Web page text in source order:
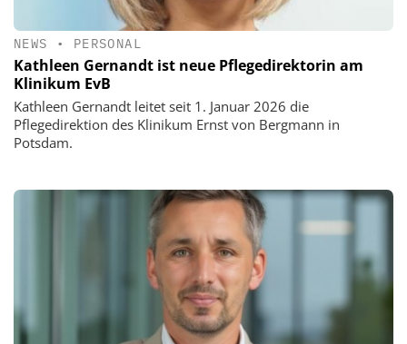
NEWS • PERSONAL
Kathleen Gernandt ist neue Pflegedirektorin am
Klinikum EvB
Kathleen Gernandt leitet seit 1. Januar 2026 die
Pflegedirektion des Klinikum Ernst von Bergmann in
Potsdam.